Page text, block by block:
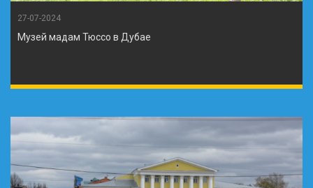
27-07-2024
Музей мадам Тюссо в Дубае